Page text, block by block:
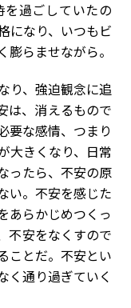
過ごしていたの
になり、いつもビ
らませながら。
り、強迫観念に追
は、消えるもので
要な感情、つまり
大きくなり、日常
ったら、不安の原
い。不安を感じた
あらかじめつくっ
不安をなくすので
ことだ。不安とい
く通り過ぎていく